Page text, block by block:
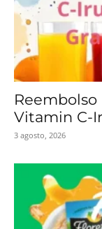
Reembolso
Vitamin C-
3 agosto, 2026